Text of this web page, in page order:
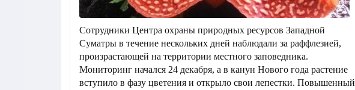
Сотрудники Центра охраны природных ресурсов Западной
Суматры в течение нескольких дней наблюдали за раффлезией,
произрастающей на территории местного заповедника.
Мониторинг начался 24 декабря, а в канун Нового года растение
вступило в фазу цветения и открыло свои лепестки. Повышенный